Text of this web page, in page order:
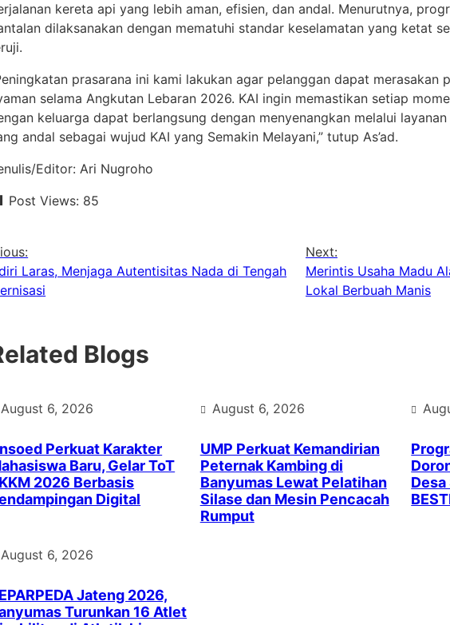
kereta api yang lebih aman, efisien, dan andal. Menurutnya,
dilaksanakan dengan mematuhi standar keselamatan yang ketat
prasarana ini kami lakukan agar pelanggan dapat merasakan
selama Angkutan Lebaran 2026. KAI ingin memastikan setiap
keluarga dapat berlangsung dengan menyenangkan melalui
andal sebagai wujud KAI yang Semakin Melayani,” tutup As’ad.
Editor: Ari Nugroho
Post Views: 85
Laras, Menjaga Autentisitas Nada di Tengah
Next:
Merintis Usaha Madu
Lokal Berbuah Manis
Blogs
August 6, 2026
Perkuat Karakter
Baru, Gelar ToT
2026 Berbasis
Digital
August 6, 2026
UMP Perkuat Kemandirian
Peternak Kambing di
Banyumas Lewat Pelatihan
Silase dan Mesin Pencacah
Rumput
Desa
August 6, 2026
Jateng 2026,
Turunkan 16 Atlet